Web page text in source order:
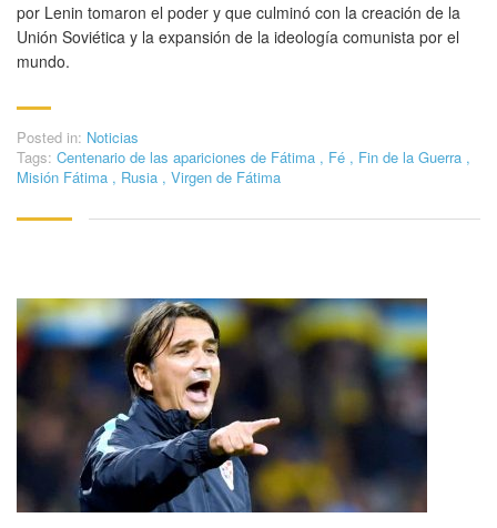
por Lenin tomaron el poder y que culminó con la creación de la
Unión Soviética y la expansión de la ideología comunista por el
mundo.
Posted in: Noticias
Tags: Centenario de las apariciones de Fátima , Fé , Fin de la Guerra ,
Misión Fátima , Rusia , Virgen de Fátima